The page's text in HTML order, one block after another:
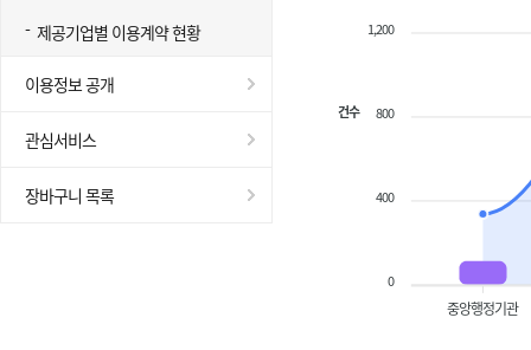
제공기업별 이용계약 현황
이용정보 공개
관심서비스
장바구니 목록
1,200
800
400
0
건수
중앙행정기관